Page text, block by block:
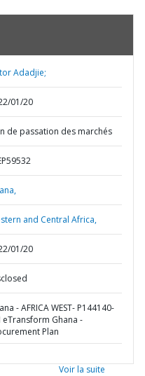
Adadjie;
01/20
de passation des marchés
and Central Africa,
01/20
- AFRICA WEST- P144140-
eTransform Ghana -
Plan
Voir la suite